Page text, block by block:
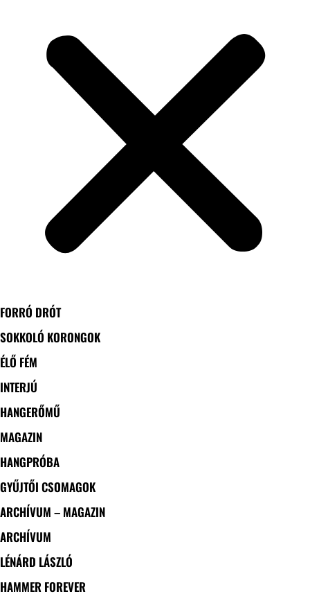
FORRÓ DRÓT
SOKKOLÓ KORONGOK
ÉLŐ FÉM
INTERJÚ
HANGERŐMŰ
MAGAZIN
HANGPRÓBA
GYŰJTŐI CSOMAGOK
ARCHÍVUM – MAGAZIN
ARCHÍVUM
LÉNÁRD LÁSZLÓ
HAMMER FOREVER